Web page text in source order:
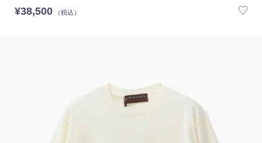
¥38,500（税込）